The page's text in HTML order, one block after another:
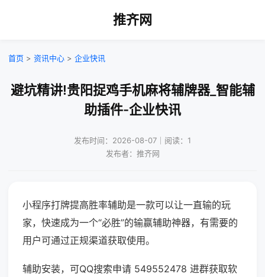
推齐网
首页 > 资讯中心 > 企业快讯
避坑精讲!贵阳捉鸡手机麻将辅牌器_智能辅
助插件-企业快讯
发布时间：2026-08-07｜阅读：1
发布者：推齐网
小程序打牌提高胜率辅助是一款可以让一直输的玩
家，快速成为一个“必胜”的输赢辅助神器，有需要的
用户可通过正规渠道获取使用。
辅助安装，可QQ搜索申请 549552478 进群获取软